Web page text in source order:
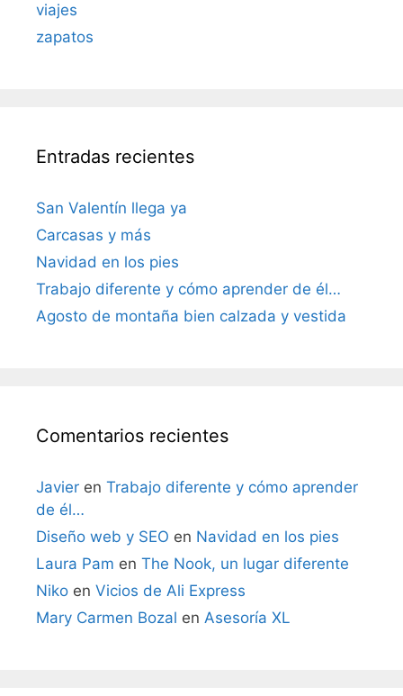
viajes
zapatos
Entradas recientes
San Valentín llega ya
Carcasas y más
Navidad en los pies
Trabajo diferente y cómo aprender de él…
Agosto de montaña bien calzada y vestida
Comentarios recientes
Javier en Trabajo diferente y cómo aprender
de él…
Diseño web y SEO en Navidad en los pies
Laura Pam en The Nook, un lugar diferente
Niko en Vicios de Ali Express
Mary Carmen Bozal en Asesoría XL